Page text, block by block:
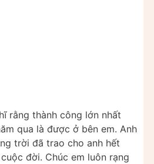
rằng thành công lớn nhất
qua là được ở bên em. Anh
trời đã trao cho anh hết
đời. Chúc em luôn rạng